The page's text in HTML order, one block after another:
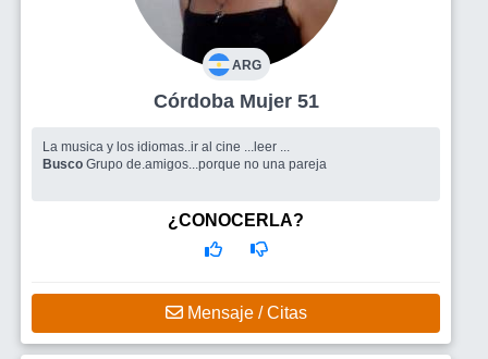
ARG
Córdoba Mujer 51
La musica y los idiomas..ir al cine ...leer ...
Busco Grupo de.amigos...porque no una pareja
¿CONOCERLA?
Mensaje / Citas